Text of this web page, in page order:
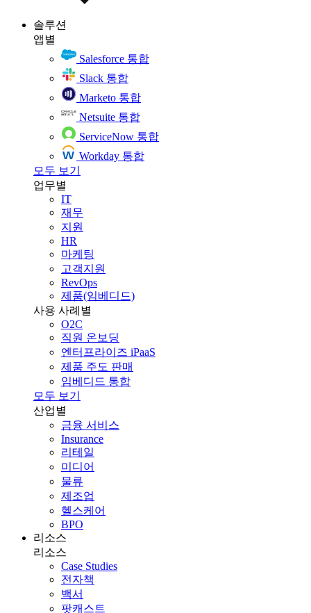
솔루션
앱별
Salesforce 통합
Slack 통합
Marketo 통합
Netsuite 통합
ServiceNow 통합
Workday 통합
모두 보기
업무별
IT
재무
지원
HR
마케팅
고객지원
RevOps
제품(임베디드)
사용 사례별
O2C
직원 온보딩
엔터프라이즈 iPaaS
제품 주도 판매
임베디드 통합
모두 보기
산업별
금융 서비스
Insurance
리테일
미디어
물류
제조업
헬스케어
BPO
리소스
리소스
Case Studies
전자책
백서
팟캐스트